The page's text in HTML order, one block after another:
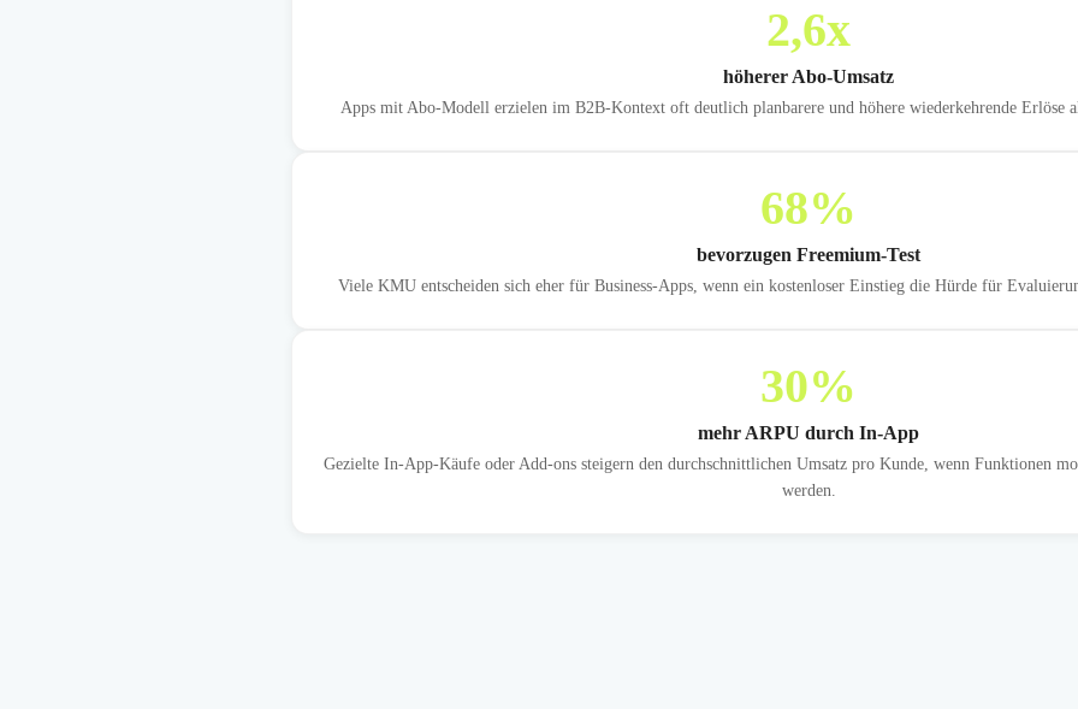
2,6x
höherer Abo-Umsatz
Apps mit Abo-Modell erzielen im B2B-Kontext oft deutlich planbarere und höhere wiederkehrende Erlöse
68%
bevorzugen Freemium-Test
Viele KMU entscheiden sich eher für Business-Apps, wenn ein kostenloser Einstieg die Hürde für
30%
mehr ARPU durch In-App
Gezielte In-App-Käufe oder Add-ons steigern den durchschnittlichen Umsatz pro Kunde, wenn Funktionen
werden.